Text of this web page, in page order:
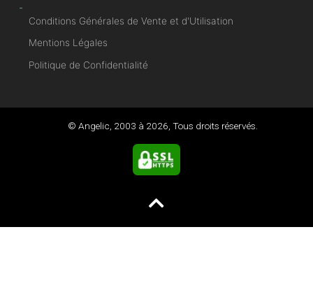
-
Conditions Générales de Vente et d'Utilisation
Mentions Légales
Politique de Confidentialité
© Angelic, 2003 à 2026 , Tous droits réservés.